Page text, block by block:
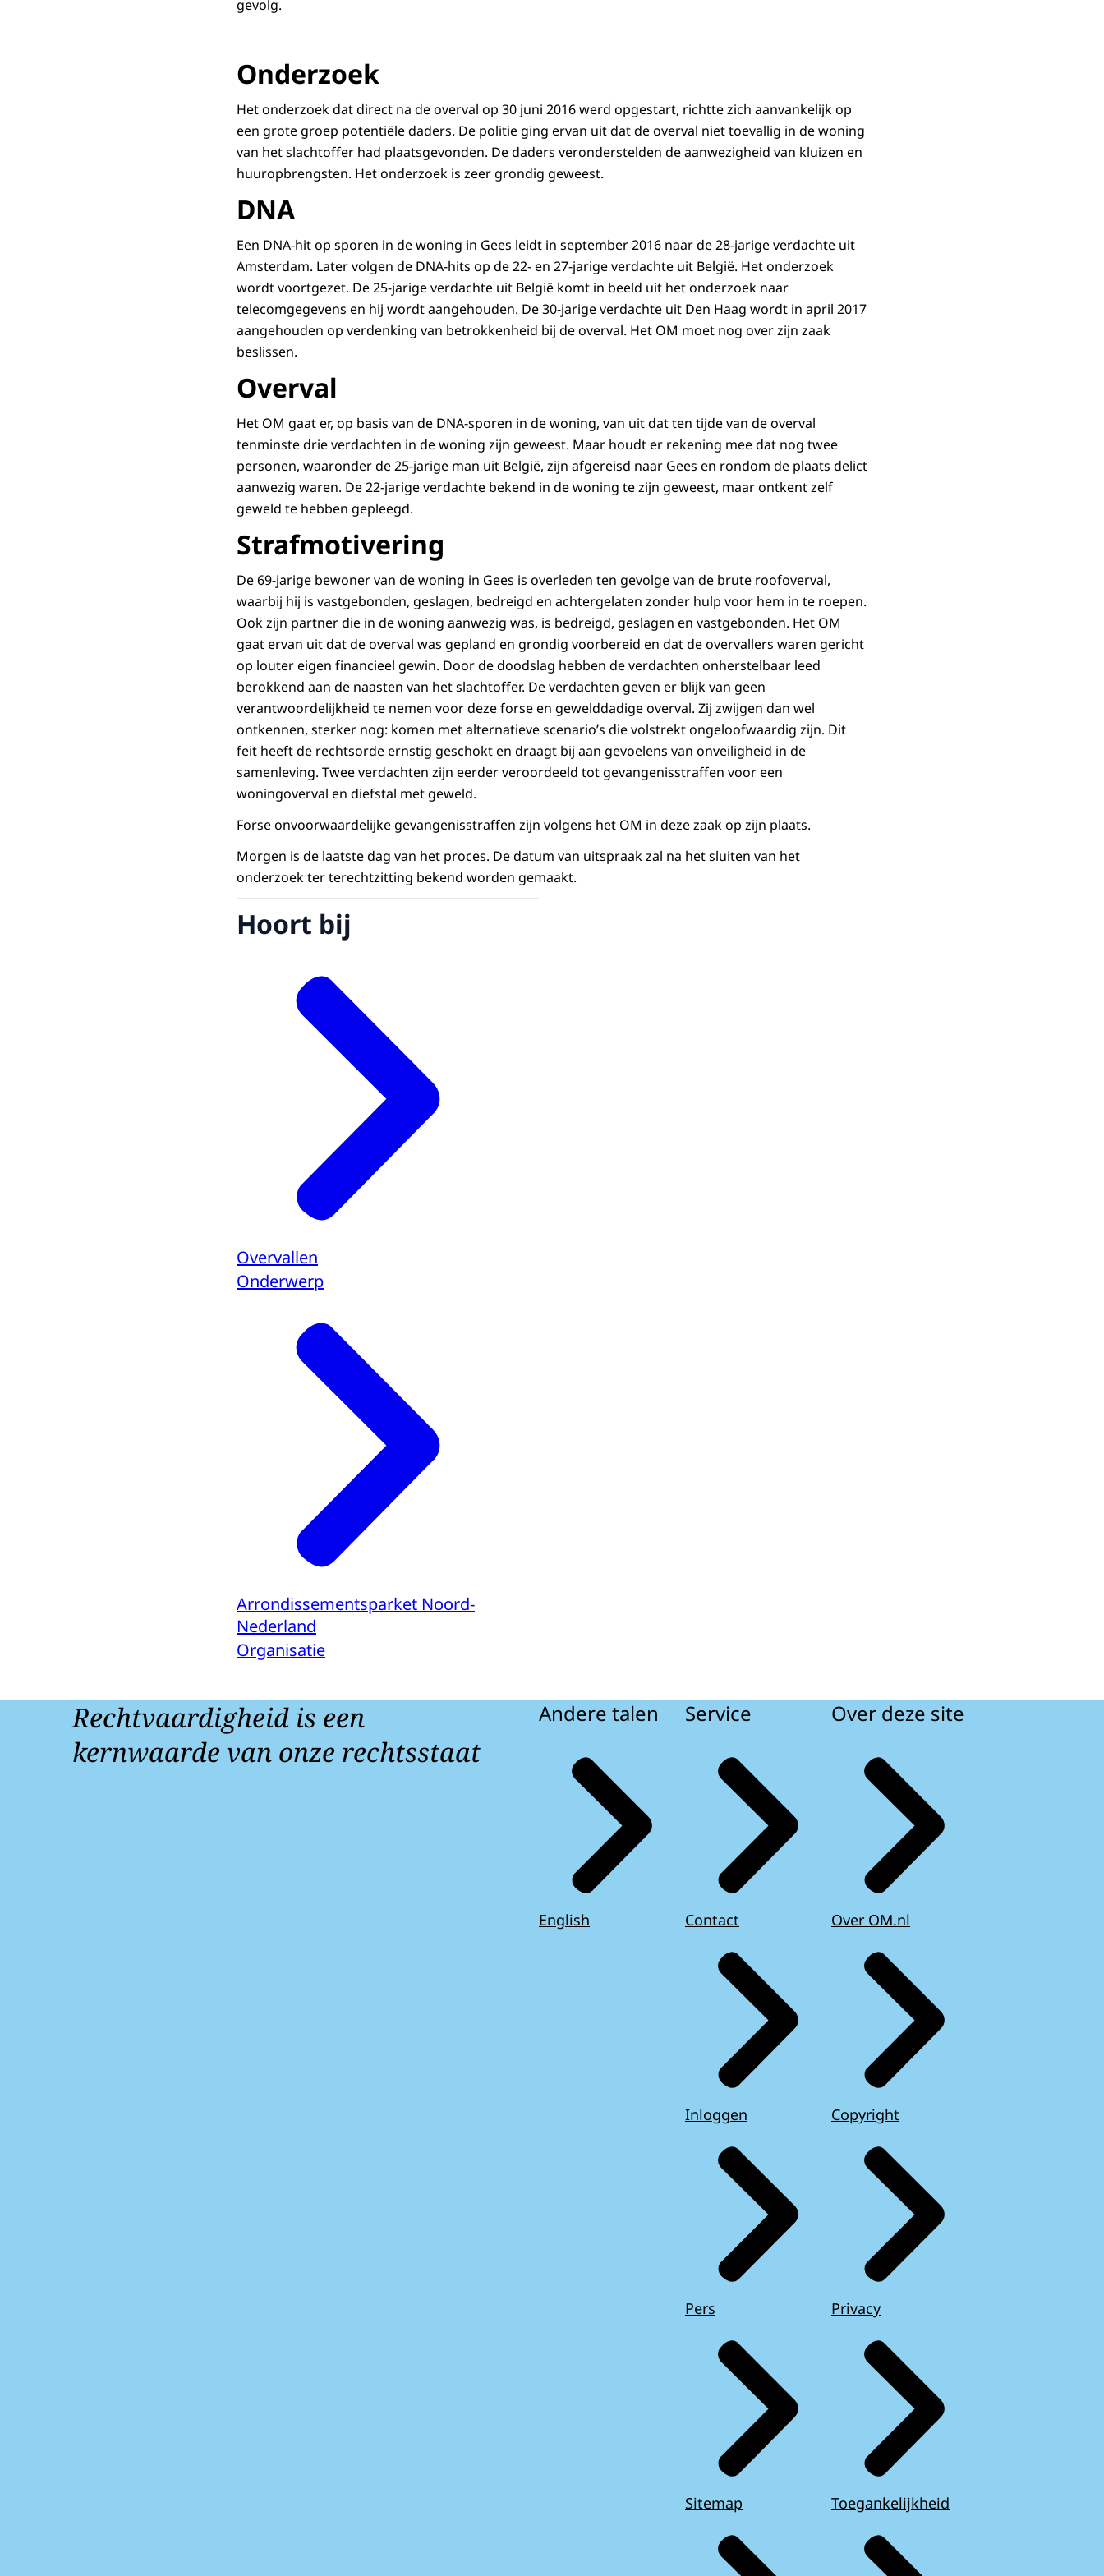
gevolg.
Onderzoek
Het onderzoek dat direct na de overval op 30 juni 2016 werd opgestart, richtte zich aanvankelijk op
een grote groep potentiële daders. De politie ging ervan uit dat de overval niet toevallig in de woning
van het slachtoffer had plaatsgevonden. De daders veronderstelden de aanwezigheid van kluizen en
huuropbrengsten. Het onderzoek is zeer grondig geweest.
DNA
Een DNA-hit op sporen in de woning in Gees leidt in september 2016 naar de 28-jarige verdachte uit
Amsterdam. Later volgen de DNA-hits op de 22- en 27-jarige verdachte uit België. Het onderzoek
wordt voortgezet. De 25-jarige verdachte uit België komt in beeld uit het onderzoek naar
telecomgegevens en hij wordt aangehouden. De 30-jarige verdachte uit Den Haag wordt in april 2017
aangehouden op verdenking van betrokkenheid bij de overval. Het OM moet nog over zijn zaak
beslissen.
Overval
Het OM gaat er, op basis van de DNA-sporen in de woning, van uit dat ten tijde van de overval
tenminste drie verdachten in de woning zijn geweest. Maar houdt er rekening mee dat nog twee
personen, waaronder de 25-jarige man uit België, zijn afgereisd naar Gees en rondom de plaats delict
aanwezig waren. De 22-jarige verdachte bekend in de woning te zijn geweest, maar ontkent zelf
geweld te hebben gepleegd.
Strafmotivering
De 69-jarige bewoner van de woning in Gees is overleden ten gevolge van de brute roofoverval,
waarbij hij is vastgebonden, geslagen, bedreigd en achtergelaten zonder hulp voor hem in te roepen.
Ook zijn partner die in de woning aanwezig was, is bedreigd, geslagen en vastgebonden. Het OM
gaat ervan uit dat de overval was gepland en grondig voorbereid en dat de overvallers waren gericht
op louter eigen financieel gewin. Door de doodslag hebben de verdachten onherstelbaar leed
berokkend aan de naasten van het slachtoffer. De verdachten geven er blijk van geen
verantwoordelijkheid te nemen voor deze forse en gewelddadige overval. Zij zwijgen dan wel
ontkennen, sterker nog: komen met alternatieve scenario’s die volstrekt ongeloofwaardig zijn. Dit
feit heeft de rechtsorde ernstig geschokt en draagt bij aan gevoelens van onveiligheid in de
samenleving. Twee verdachten zijn eerder veroordeeld tot gevangenisstraffen voor een
woningoverval en diefstal met geweld.
Forse onvoorwaardelijke gevangenisstraffen zijn volgens het OM in deze zaak op zijn plaats.
Morgen is de laatste dag van het proces. De datum van uitspraak zal na het sluiten van het
onderzoek ter terechtzitting bekend worden gemaakt.
Hoort bij
Overvallen
Onderwerp
Arrondissementsparket Noord-
Nederland
Organisatie
Rechtvaardigheid is een
kernwaarde van onze rechtsstaat
Andere talen
English
Service
Contact
Inloggen
Pers
Sitemap
Over deze site
Over OM.nl
Copyright
Privacy
Toegankelijkheid